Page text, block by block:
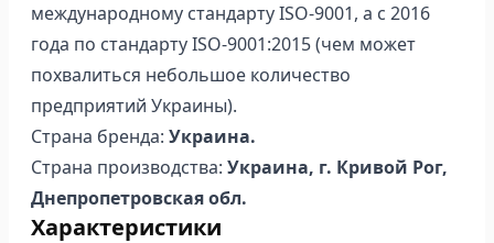
международному стандарту ISO-9001, а с 2016
года по стандарту ISO-9001:2015 (чем может
похвалиться небольшое количество
предприятий Украины).
Страна бренда: Украина.
Страна производства: Украина, г. Кривой Рог,
Днепропетровская обл.
Характеристики